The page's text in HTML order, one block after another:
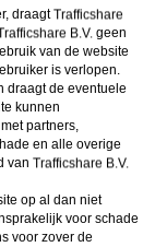
draagt
geen
van de website
is verlopen.
draagt de eventuele
kunnen
partners,
en alle overige
van
op al dan niet
voor schade
voor zover de